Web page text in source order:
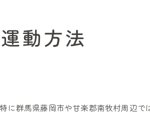
アをもっと身近に
早期相談が効果的
動方法
群馬県藤岡市や甘楽郡南牧村周辺で